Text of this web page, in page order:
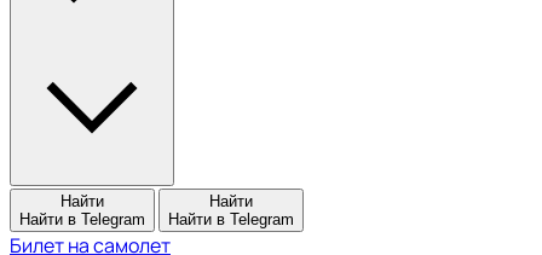
Найти
Найти в Telegram
Найти
Найти в Telegram
Билет на самолет